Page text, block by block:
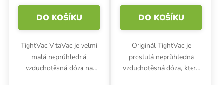
DO KOŠÍKU
TightVac VitaVac je velmi
malá neprůhledná
vzduchotěsná dóza na
DO KOŠÍKU
Originál TightVac je
proslulá neprůhledná
vzduchotěsná dóza, která